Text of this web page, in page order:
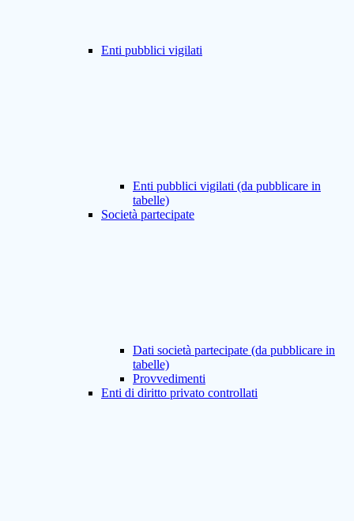
Enti pubblici vigilati
Enti pubblici vigilati (da pubblicare in
tabelle)
Società partecipate
Dati società partecipate (da pubblicare in
tabelle)
Provvedimenti
Enti di diritto privato controllati